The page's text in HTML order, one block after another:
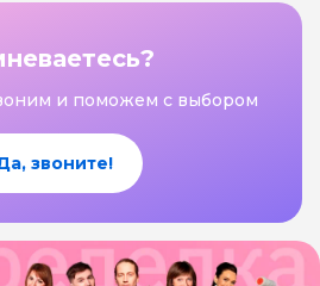
и поможем с выбором
звоните!